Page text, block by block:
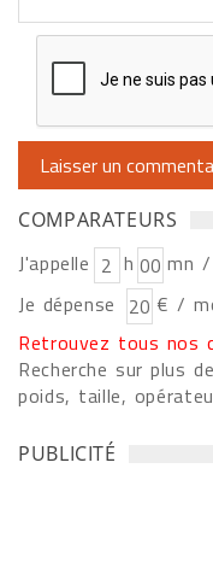
COMPARATEURS
J'appelle h
mn
Je dépense
€ /
Retrouvez tous nos
Recherche sur plus
poids, taille,
PUBLICITÉ